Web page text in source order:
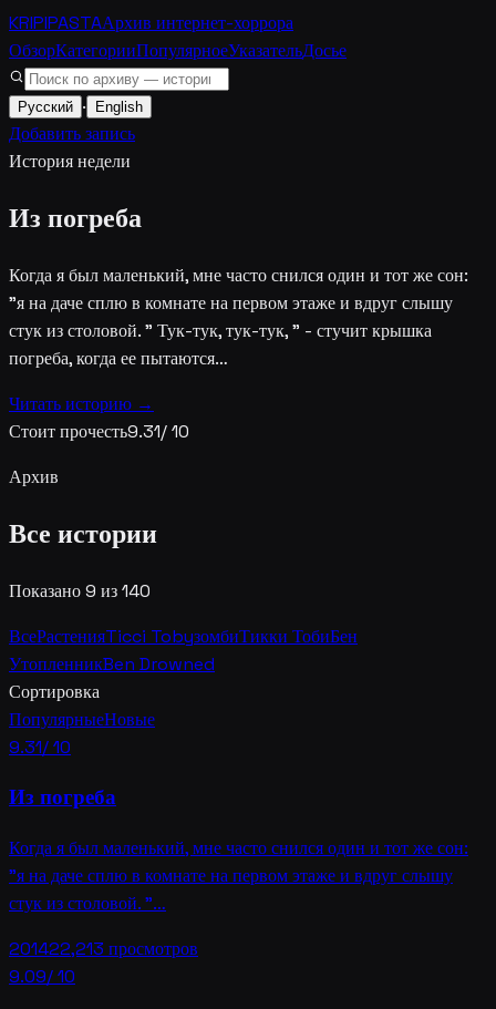
KRIPIPASTAАрхив интернет-хоррора
ОбзорКатегорииПопулярноеУказательДосье
Русский · English
Добавить запись
История недели
Из погреба
Когда я был маленький, мне часто снился один и тот же сон:
"я на даче сплю в комнате на первом этаже и вдруг слышу
стук из столовой. " Тук-тук, тук-тук, " - стучит крышка
погреба, когда ее пытаются…
Читать историю →
Стоит прочесть9.31/ 10
Архив
Все истории
Показано 9 из 140
ВсеРастенияTicci TobyзомбиТикки ТобиБен
УтопленникBen Drowned
Сортировка
ПопулярныеНовые
9.31/ 10
Из погреба
Когда я был маленький, мне часто снился один и тот же сон:
"я на даче сплю в комнате на первом этаже и вдруг слышу
стук из столовой. "…
201422,213 просмотров
9.09/ 10